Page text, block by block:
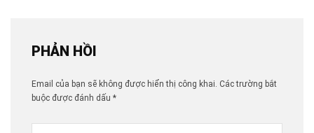
PHẢN HỒI
Email của bạn sẽ không được hiển thị công khai. Các trường bắt
buộc được đánh dấu *